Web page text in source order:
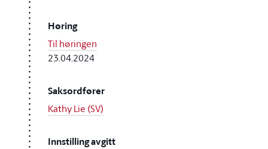
Høring
Til høringen
23.04.2024
Saksordfører
Kathy Lie (SV)
Innstilling avgitt